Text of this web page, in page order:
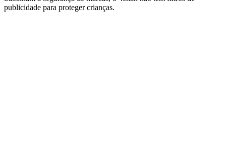
publicidade para proteger crianças.